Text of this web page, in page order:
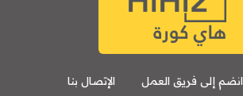
انضم إلى فريق العمل الإتصال بنا